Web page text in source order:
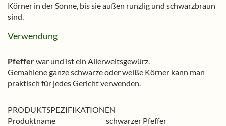
Körner in der Sonne, bis sie außen runzlig und schwarzbraun
sind.
Verwendung
Pfefferwar und ist ein Allerweltsgewürz.
Gemahlene ganze schwarze oder weiße Körner kann man
praktisch für jedes Gericht verwenden.
PRODUKTSPEZIFIKATIONEN
Produktname
schwarzer Pfeffer